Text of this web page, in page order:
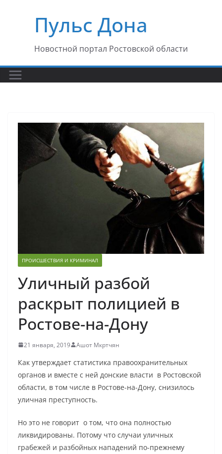
содержимомуПульс Дона
Новостной портал Ростовской области
ПРОИСШЕСТВИЯ И КРИМИНАЛ
Уличный разбой
раскрыт полицией в
Ростове-на-Дону
21 января, 2019 Ашот Мкртчян
Как утверждает статистика правоохранительных
органов и вместе с ней донские власти в Ростовской
области, в том числе в Ростове-на-Дону, снизилось
уличная преступность.
Но это не говорит о том, что она полностью
ликвидированы. Потому что случаи уличных
грабежей и разбойных нападений по-прежнему